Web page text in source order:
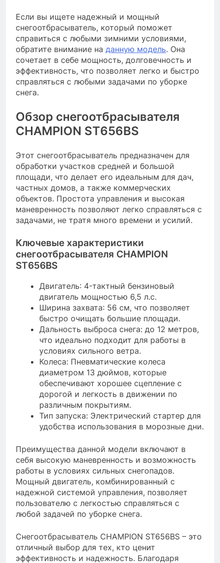
Если вы ищете надежный и мощный
снегоотбрасыватель, который поможет
справиться с любыми зимними условиями,
обратите внимание на данную модель. Она
сочетает в себе мощность, долговечность и
эффективность, что позволяет легко и быстро
справляться с любыми задачами по уборке
снега.
Обзор снегоотбрасывателя
CHAMPION ST656BS
Этот снегоотбрасыватель предназначен для
обработки участков средней и большой
площади, что делает его идеальным для дач,
частных домов, а также коммерческих
объектов. Простота управления и высокая
маневренность позволяют легко справляться с
задачами, не тратя много времени и усилий.
Ключевые характеристики
снегоотбрасывателя CHAMPION
ST656BS
Двигатель: 4-тактный бензиновый
двигатель мощностью 6,5 л.с.
Ширина захвата: 56 см, что позволяет
быстро очищать большие площади.
Дальность выброса снега: до 12 метров,
что идеально подходит для работы в
условиях сильного ветра.
Колеса: Пневматические колеса
диаметром 13 дюймов, которые
обеспечивают хорошее сцепление с
дорогой и легкость в движении по
различным покрытиям.
Тип запуска: Электрический стартер для
удобства использования в морозные дни.
Преимущества данной модели включают в
себя высокую маневренность и возможность
работы в условиях сильных снегопадов.
Мощный двигатель, комбинированный с
надежной системой управления, позволяет
пользователю с легкостью справляться с
любой задачей по уборке снега.
Снегоотбрасыватель CHAMPION ST656BS – это
отличный выбор для тех, кто ценит
эффективность и надежность. Благодаря